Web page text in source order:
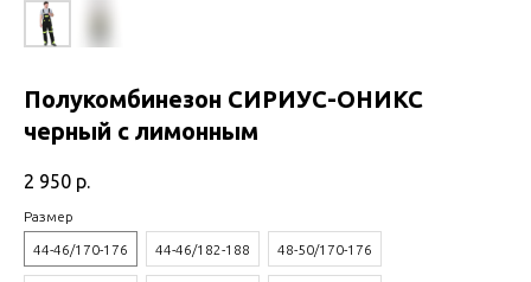
Полукомбинезон СИРИУС-ОНИКС
черный с лимонным
2 950 р.
Размер
44-46/170-176 44-46/182-188 48-50/170-176